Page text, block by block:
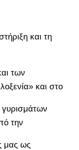
και τη
των
και στο
γυρισμάτων
την
μας ως